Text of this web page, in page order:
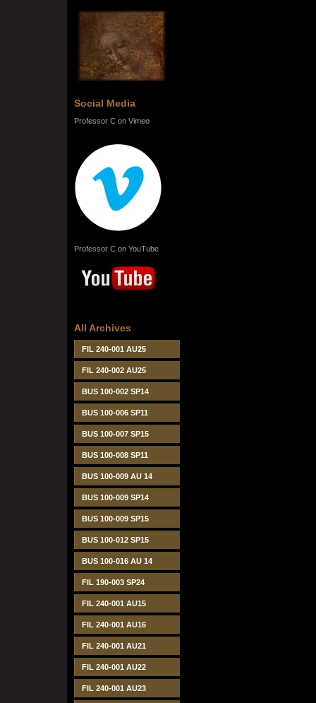
Social Media
Professor C on Vimeo
Professor C on YouTube
All Archives
FIL 240-001 AU25
FIL 240-002 AU25
BUS 100-002 SP14
BUS 100-006 SP11
BUS 100-007 SP15
BUS 100-008 SP11
BUS 100-009 AU 14
BUS 100-009 SP14
BUS 100-009 SP15
BUS 100-012 SP15
BUS 100-016 AU 14
FIL 190-003 SP24
FIL 240-001 AU15
FIL 240-001 AU16
FIL 240-001 AU21
FIL 240-001 AU22
FIL 240-001 AU23